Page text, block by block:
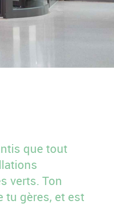
que tout
verts. Ton
tu gères, et est